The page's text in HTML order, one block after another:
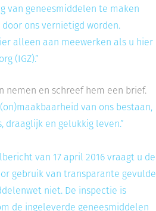
van geneesmiddelen te maken
ons vernietigd worden.
alleen aan meewerken als u hier
(IGZ).”
nemen en schreef hem een brief.
van ons bestaan,
en gelukkig leven.”
van 17 april 2016 vraagt u de
gebruik van transparante gevulde
niet. De inspectie is
de ingeleverde geneesmiddelen